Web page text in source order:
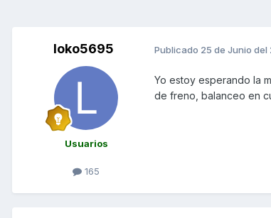
loko5695
Usuarios
165
Publicado 25 de Junio del
Yo estoy esperando la
de freno, balanceo en